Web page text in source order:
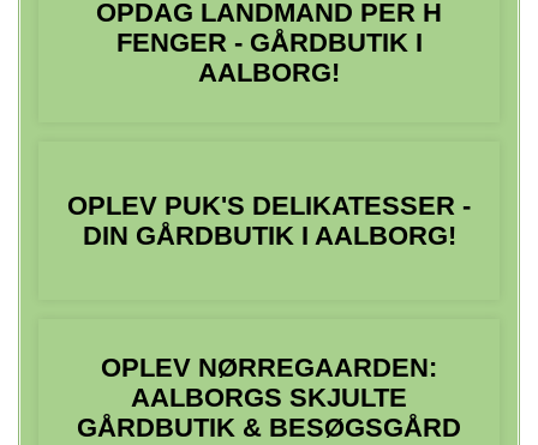
OPDAG LANDMAND PER H
FENGER - GÅRDBUTIK I
AALBORG!
OPLEV PUK'S DELIKATESSER -
DIN GÅRDBUTIK I AALBORG!
OPLEV NØRREGAARDEN:
AALBORGS SKJULTE
GÅRDBUTIK & BESØGSGÅRD